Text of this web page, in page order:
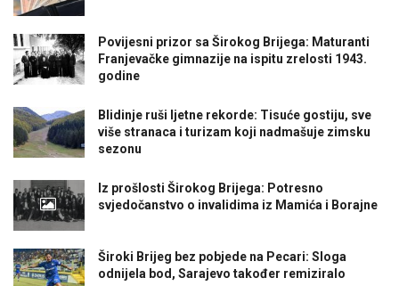
Povijesni prizor sa Širokog Brijega: Maturanti
Franjevačke gimnazije na ispitu zrelosti 1943.
godine
Blidinje ruši ljetne rekorde: Tisuće gostiju, sve
više stranaca i turizam koji nadmašuje zimsku
sezonu
Iz prošlosti Širokog Brijega: Potresno
svjedočanstvo o invalidima iz Mamića i Borajne
Široki Brijeg bez pobjede na Pecari: Sloga
odnijela bod, Sarajevo također remiziralo